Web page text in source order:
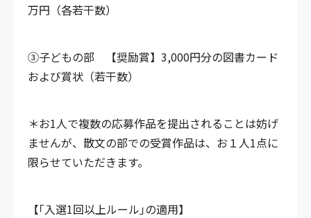
万円（各若干数）
③子どもの部
【奨励賞】3,000円分の図書カード
および賞状（若干数）
＊お1人で複数の応募作品を提出されることは妨げ
ませんが、散文の部での受賞作品は、お１人1点に
限らせていただきます。
【｢入選1回以上ルール｣の適用】